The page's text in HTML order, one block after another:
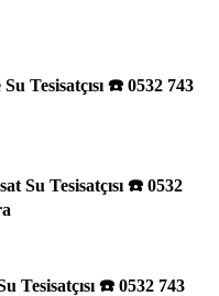
Tesisatçısı ☎️ 0532 743
Su Tesisatçısı ☎️ 0532
Tesisatçısı ☎️ 0532 743